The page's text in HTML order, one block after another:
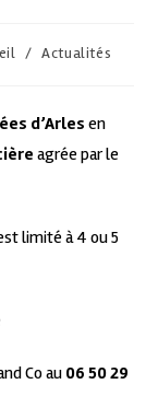
/ Actualités
d’Arlesen
agrée par le
limité à 4 ou 5
Co au 06 50 29